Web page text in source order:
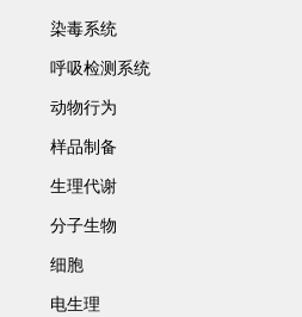
染毒系统
呼吸检测系统
动物行为
样品制备
生理代谢
分子生物
细胞
电生理